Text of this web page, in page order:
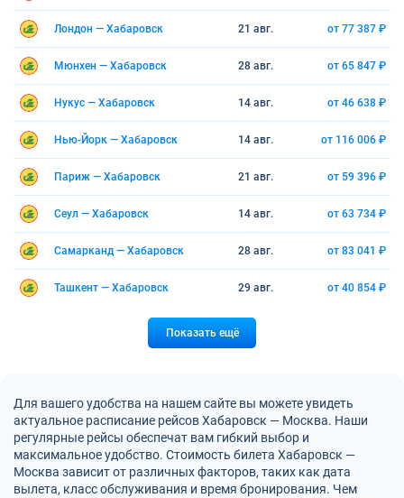
Лондон — Хабаровск 21 авг. от 77 387 ₽
Мюнхен — Хабаровск 28 авг. от 65 847 ₽
Нукус — Хабаровск 14 авг. от 46 638 ₽
Нью-Йорк — Хабаровск 14 авг. от 116 006 ₽
Париж — Хабаровск 21 авг. от 59 396 ₽
Сеул — Хабаровск 14 авг. от 63 734 ₽
Самарканд — Хабаровск 28 авг. от 83 041 ₽
Ташкент — Хабаровск 29 авг. от 40 854 ₽
Показать ещё
Для вашего удобства на нашем сайте вы можете увидеть
актуальное расписание рейсов Хабаровск — Москва. Наши
регулярные рейсы обеспечат вам гибкий выбор и
максимальное удобство. Стоимость билета Хабаровск —
Москва зависит от различных факторов, таких как дата
вылета, класс обслуживания и время бронирования. Чем